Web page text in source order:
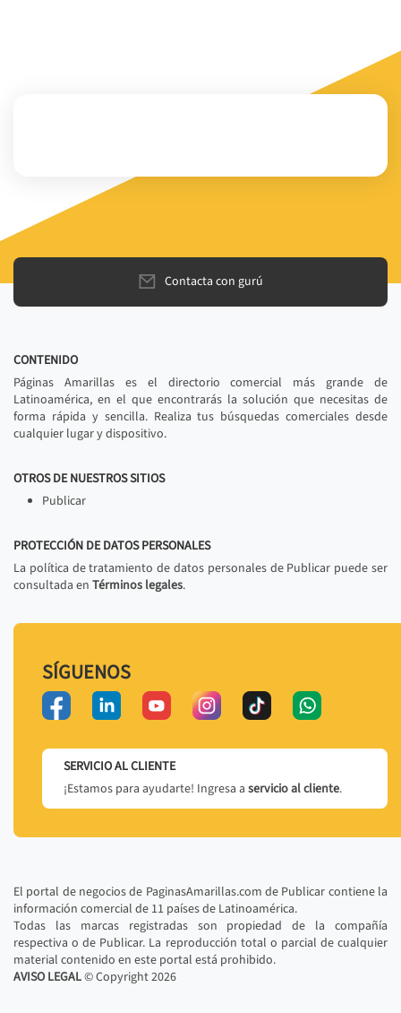
Contacta con gurú
CONTENIDO
Páginas Amarillas es el directorio comercial más grande de
Latinoamérica, en el que encontrarás la solución que necesitas de
forma rápida y sencilla. Realiza tus búsquedas comerciales desde
cualquier lugar y dispositivo.
OTROS DE NUESTROS SITIOS
Publicar
PROTECCIÓN DE DATOS PERSONALES
La política de tratamiento de datos personales de Publicar puede ser
consultada en Términos legales.
SÍGUENOS
SERVICIO AL CLIENTE
¡Estamos para ayudarte! Ingresa a servicio al cliente.
El portal de negocios de PaginasAmarillas.com de Publicar contiene la
información comercial de 11 países de Latinoamérica.
Todas las marcas registradas son propiedad de la compañía
respectiva o de Publicar. La reproducción total o parcial de cualquier
material contenido en este portal está prohibido.
AVISO LEGAL© Copyright2026